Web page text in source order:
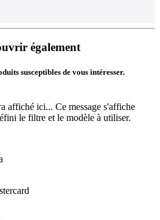
également
susceptibles de vous intéresser.
affiché ici... Ce message s'affiche
le filtre et le modèle à utiliser.